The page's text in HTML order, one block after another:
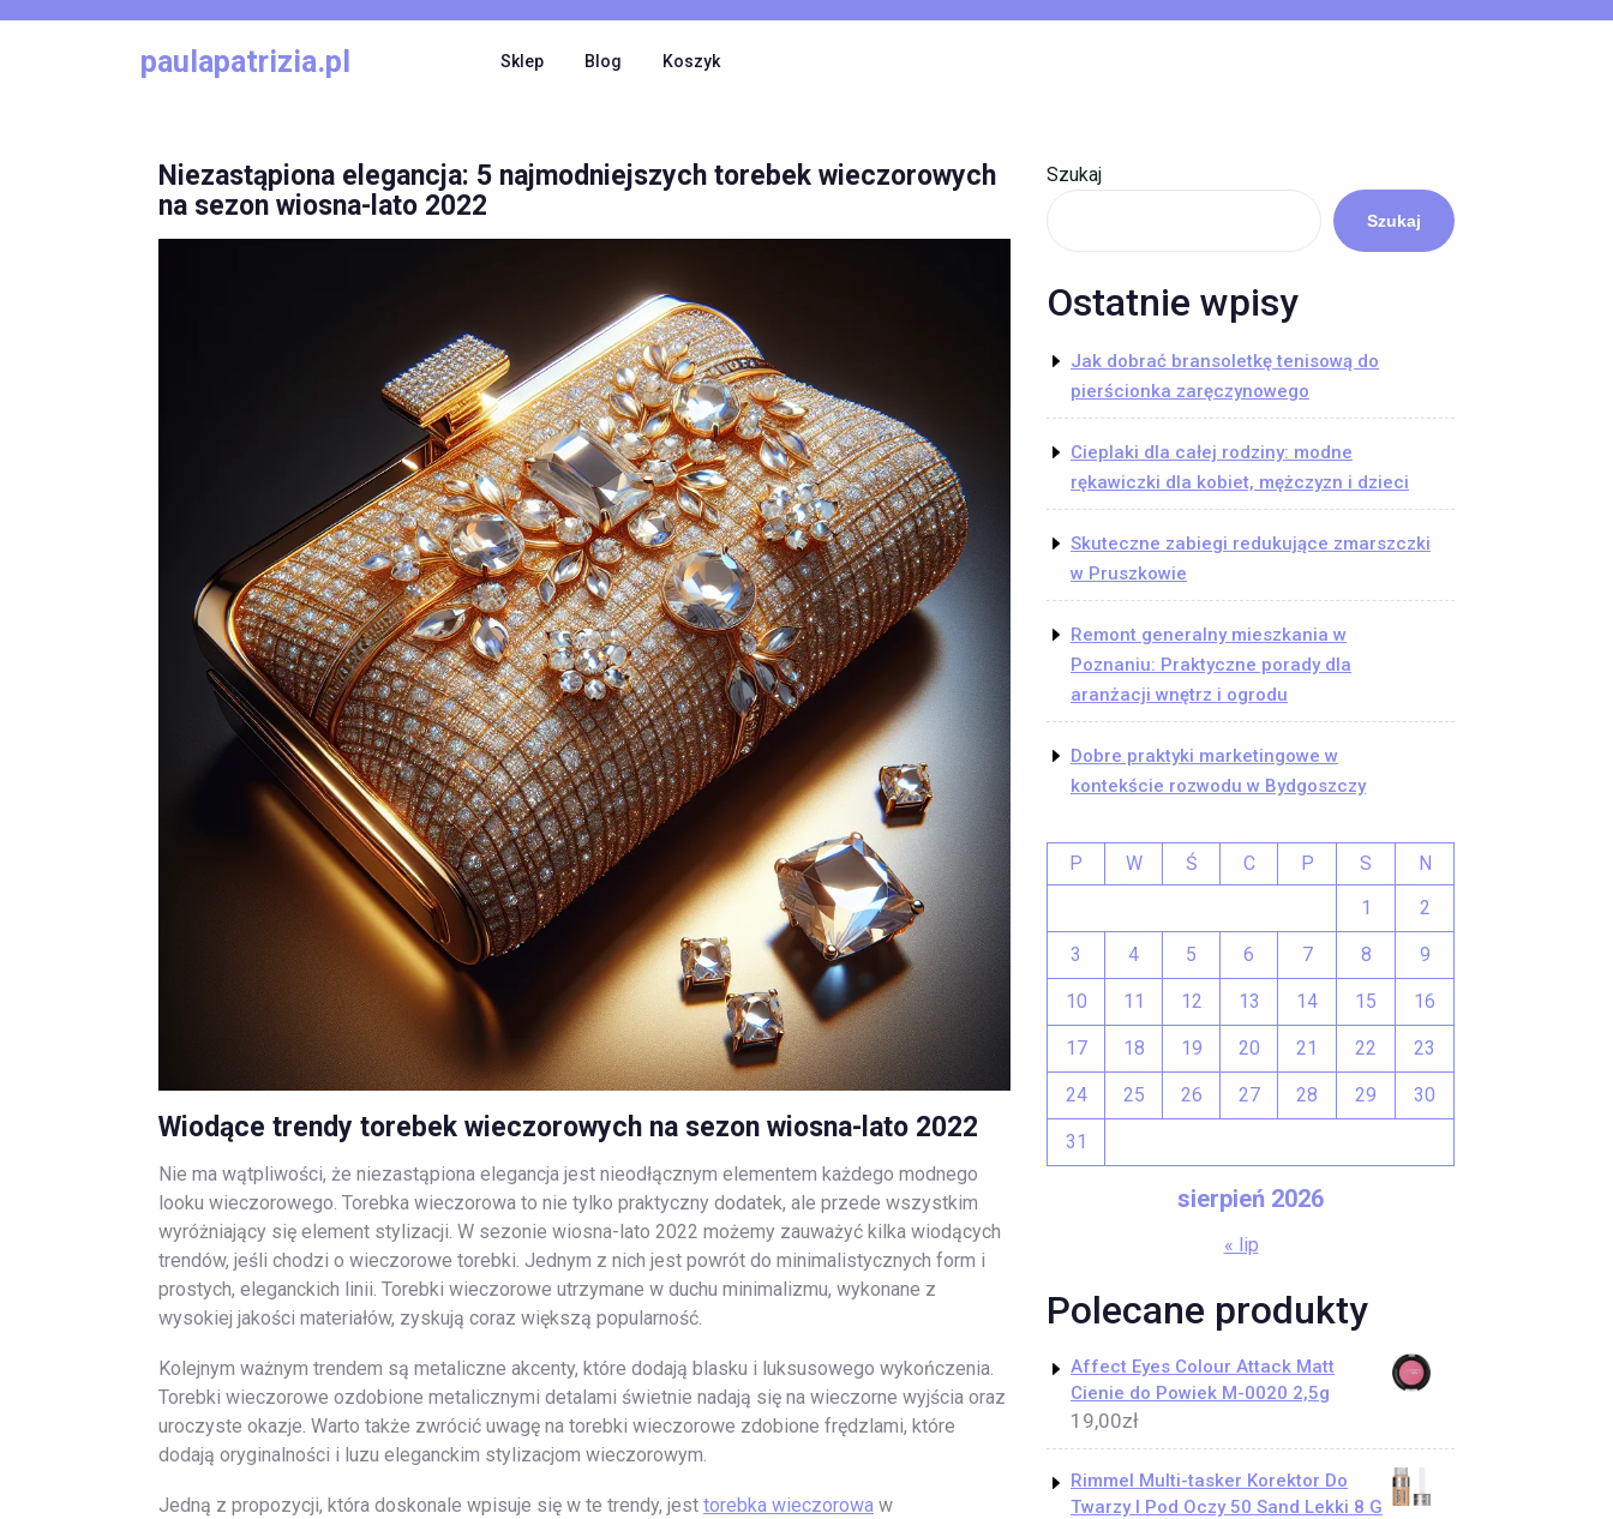
paulapatrizia.pl Sklep Blog Koszyk
Niezastąpiona elegancja: 5 najmodniejszych torebek wieczorowych
na sezon wiosna-lato 2022
Wiodące trendy torebek wieczorowych na sezon wiosna-lato 2022
Nie ma wątpliwości, że niezastąpiona elegancja jest nieodłącznym elementem każdego modnego
looku wieczorowego. Torebka wieczorowa to nie tylko praktyczny dodatek, ale przede wszystkim
wyróżniający się element stylizacji. W sezonie wiosna-lato 2022 możemy zauważyć kilka wiodących
trendów, jeśli chodzi o wieczorowe torebki. Jednym z nich jest powrót do minimalistycznych form i
prostych, eleganckich linii. Torebki wieczorowe utrzymane w duchu minimalizmu, wykonane z
wysokiej jakości materiałów, zyskują coraz większą popularność.
Kolejnym ważnym trendem są metaliczne akcenty, które dodają blasku i luksusowego wykończenia.
Torebki wieczorowe ozdobione metalicznymi detalami świetnie nadają się na wieczorne wyjścia oraz
uroczyste okazje. Warto także zwrócić uwagę na torebki wieczorowe zdobione frędzlami, które
dodają oryginalności i luzu eleganckim stylizacjom wieczorowym.
Jedną z propozycji, która doskonale wpisuje się w te trendy, jest torebka wieczorowa w
Szukaj
Szukaj
Ostatnie wpisy
Jak dobrać bransoletkę tenisową do
pierścionka zaręczynowego
Cieplaki dla całej rodziny: modne
rękawiczki dla kobiet, mężczyzn i dzieci
Skuteczne zabiegi redukujące zmarszczki
w Pruszkowie
Remont generalny mieszkania w
Poznaniu: Praktyczne porady dla
aranżacji wnętrz i ogrodu
Dobre praktyki marketingowe w
kontekście rozwodu w Bydgoszczy
sierpień 2026
P W Ś C P S
N
1
2
3 4 5 6 7 8 9
10 11 12 13 14 15 16
17 18 19 20 21 22 23
24 25 26 27 28 29 30
31
« lip
Polecane produkty
Affect Eyes Colour Attack Matt
Cienie do Powiek M-0020 2,5g
19,00zł
Rimmel Multi-tasker Korektor Do
Twarzy I Pod Oczy 50 Sand Lekki 8 G